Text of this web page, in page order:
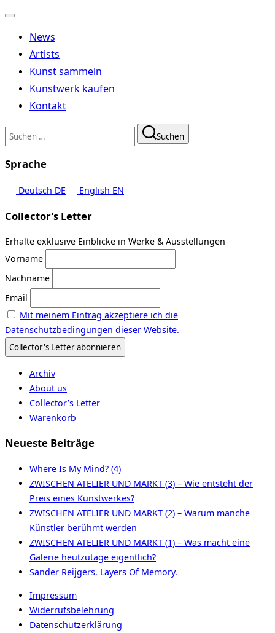
Navigation
umschalten
News
Artists
Kunst sammeln
Kunstwerk kaufen
Kontakt
Suchen
nach:
Suchen
Sprache
Deutsch DE English EN
Collector’s Letter
Erhalte exklusive Einblicke in Werke & Ausstellungen
Vorname
Nachname
Email
Mit meinem Eintrag akzeptiere ich die
Datenschutzbedingungen dieser Website.
Archiv
About us
Collector’s Letter
Warenkorb
Neueste Beiträge
Where Is My Mind? (4)
ZWISCHEN ATELIER UND MARKT (3) – Wie entsteht der
Preis eines Kunstwerkes?
ZWISCHEN ATELIER UND MARKT (2) – Warum manche
Künstler berühmt werden
ZWISCHEN ATELIER UND MARKT (1) – Was macht eine
Galerie heutzutage eigentlich?
Sander Reijgers. Layers Of Memory.
Impressum
Widerrufsbelehrung
Datenschutzerklärung